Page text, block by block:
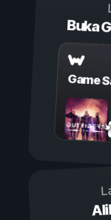
Buka
Game